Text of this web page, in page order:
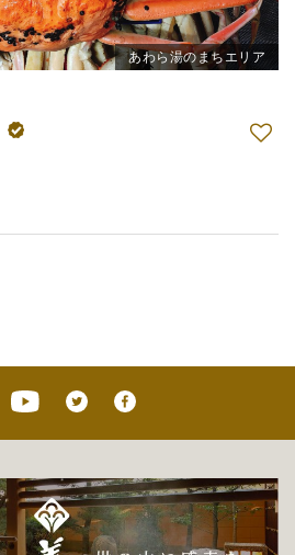
あわら湯のまちエリア